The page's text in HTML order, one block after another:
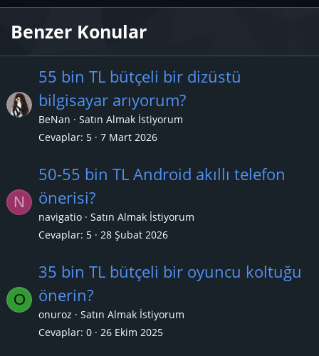
Benzer Konular
55 bin TL bütçeli bir dizüstü
bilgisayar arıyorum?
BeNan
Satın Almak İstiyorum
Cevaplar 5 7 Mart 2026
N
50-55 bin TL Android akıllı telefon
önerisi?
navigatio
Satın Almak İstiyorum
Cevaplar 5 28 Şubat 2026
O
35 bin TL bütçeli bir oyuncu koltuğu
önerin?
onuroz
Satın Almak İstiyorum
Cevaplar 0 26 Ekim 2025